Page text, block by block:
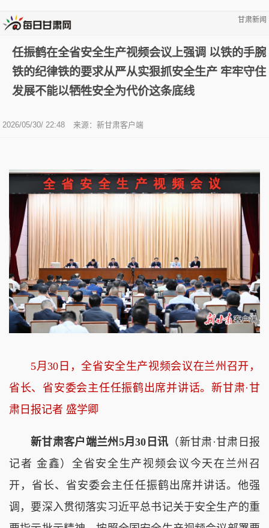
甘肃新闻
任振鹤在全省安全生产视频会议上强调 以铁的手腕
铁的纪律铁的要求从严从实狠抓安全生产 牢牢守住
发展不能以牺牲安全为代价这条底线
2026/05/30/ 22:48 来源：新甘肃客户端
5月30日，全省安全生产视频会议在兰州召开，
省长、省安委会主任任振鹤出席并讲话。新甘肃·甘
肃日报记者 盛学卿
新甘肃客户端兰州5月30日讯 （新甘肃·甘肃日报
记者 金鑫）全省安全生产视频会议今天在兰州召
开，省长、省安委会主任任振鹤出席并讲话。他强
调，要深入贯彻落实习近平总书记关于安全生产的重